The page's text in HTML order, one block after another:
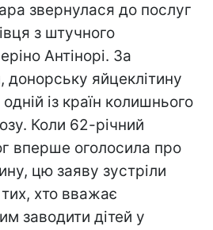
звернулася до послуг
з штучного
Антінорі. За
яйцеклітину
із країн колишнього
Коли 62-річний
вперше оголосила про
цю заяву зустріли
хто вважає
заводити дітей у